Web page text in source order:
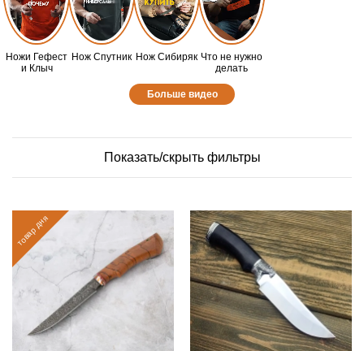
Ножи Гефест
и Клыч
Нож Спутник Нож Сибиряк Что не нужно
делать
Больше видео
Показать/скрыть фильтры
товар дня